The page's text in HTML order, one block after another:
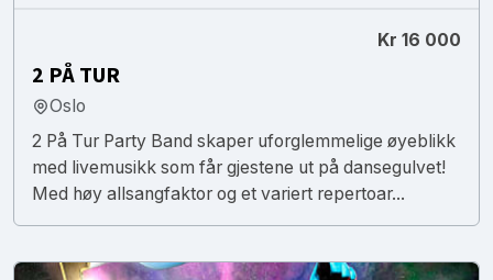
Kr 16 000
2 PÅ TUR
Oslo
2 På Tur Party Band skaper uforglemmelige øyeblikk
med livemusikk som får gjestene ut på dansegulvet!
Med høy allsangfaktor og et variert repertoar...